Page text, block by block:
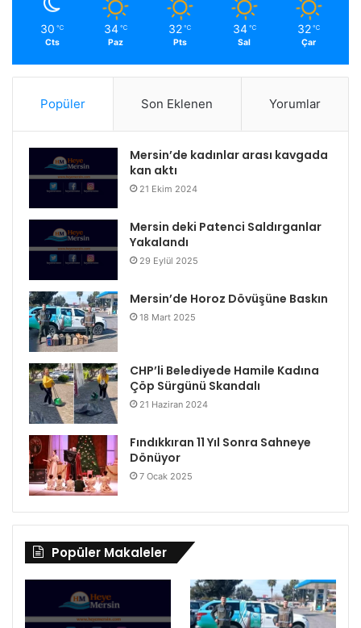
30 ℃
Cts
34 ℃
Paz
32 ℃
Pts
34 ℃
Sal
32 ℃
Çar
Popüler Son Eklenen Yorumlar
Mersin’de kadınlar arası kavgada
kan aktı
21 Ekim 2024
Mersin deki Patenci Saldırganlar
Yakalandı
29 Eylül 2025
Mersin’de Horoz Dövüşüne Baskın
18 Mart 2025
CHP’li Belediyede Hamile Kadına
Çöp Sürgünü Skandalı
21 Haziran 2024
Fındıkkıran 11 Yıl Sonra Sahneye
Dönüyor
7 Ocak 2025
Popüler Makaleler